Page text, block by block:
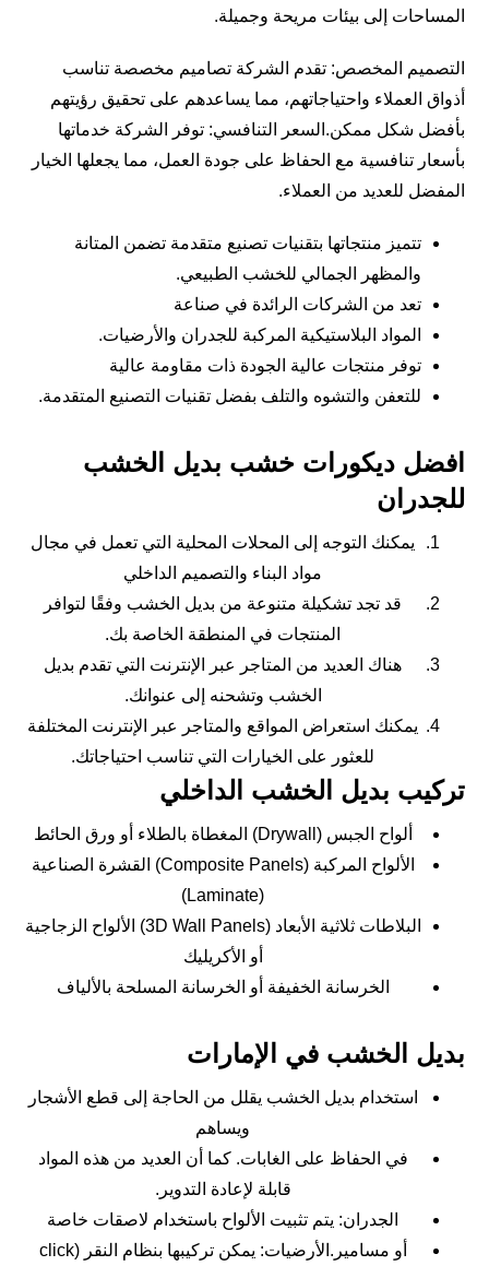
المساحات إلى بيئات مريحة وجميلة.
التصميم المخصص: تقدم الشركة تصاميم مخصصة تناسب
أذواق العملاء واحتياجاتهم، مما يساعدهم على تحقيق رؤيتهم
بأفضل شكل ممكن.السعر التنافسي: توفر الشركة خدماتها
بأسعار تنافسية مع الحفاظ على جودة العمل، مما يجعلها الخيار
المفضل للعديد من العملاء.
تتميز منتجاتها بتقنيات تصنيع متقدمة تضمن المتانة
والمظهر الجمالي للخشب الطبيعي.
تعد من الشركات الرائدة في صناعة
المواد البلاستيكية المركبة للجدران والأرضيات.
توفر منتجات عالية الجودة ذات مقاومة عالية
للتعفن والتشوه والتلف بفضل تقنيات التصنيع المتقدمة.
افضل ديكورات خشب بديل الخشب
للجدران
يمكنك التوجه إلى المحلات المحلية التي تعمل في مجال
مواد البناء والتصميم الداخلي
قد تجد تشكيلة متنوعة من بديل الخشب وفقًا لتوافر
المنتجات في المنطقة الخاصة بك.
هناك العديد من المتاجر عبر الإنترنت التي تقدم بديل
الخشب وتشحنه إلى عنوانك.
يمكنك استعراض المواقع والمتاجر عبر الإنترنت المختلفة
للعثور على الخيارات التي تناسب احتياجاتك.
تركيب بديل الخشب الداخلي
ألواح الجبس (Drywall) المغطاة بالطلاء أو ورق الحائط
الألواح المركبة (Composite Panels) القشرة الصناعية
(Laminate)
البلاطات ثلاثية الأبعاد (3D Wall Panels) الألواح الزجاجية
أو الأكريليك
الخرسانة الخفيفة أو الخرسانة المسلحة بالألياف
بديل الخشب في الإمارات
استخدام بديل الخشب يقلل من الحاجة إلى قطع الأشجار
ويساهم
في الحفاظ على الغابات. كما أن العديد من هذه المواد
قابلة لإعادة التدوير.
الجدران: يتم تثبيت الألواح باستخدام لاصقات خاصة
أو مسامير.الأرضيات: يمكن تركيبها بنظام النقر (click